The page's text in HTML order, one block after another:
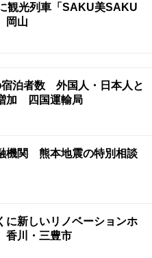
観光列車「SAKU美SAKU
岡山
宿泊者数 外国人・日本人と
加 四国運輸局
機関 熊本地震の特別相談
に新しいリノベーションホ
川・三豊市